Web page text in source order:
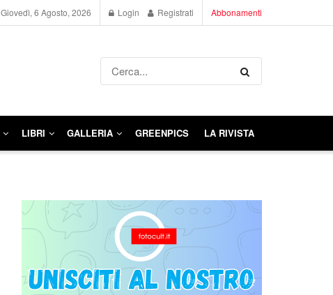
Giovedì, 6 Agosto, 2026 Login Registrati Abbonamenti
LIBRI GALLERIA GREENPICS LA RIVISTA